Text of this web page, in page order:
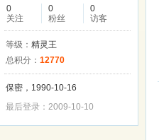
0
关注
0
粉丝
0
访客
等级： 精灵王
总积分： 12770
保密，1990-10-16
最后登录：2009-10-10